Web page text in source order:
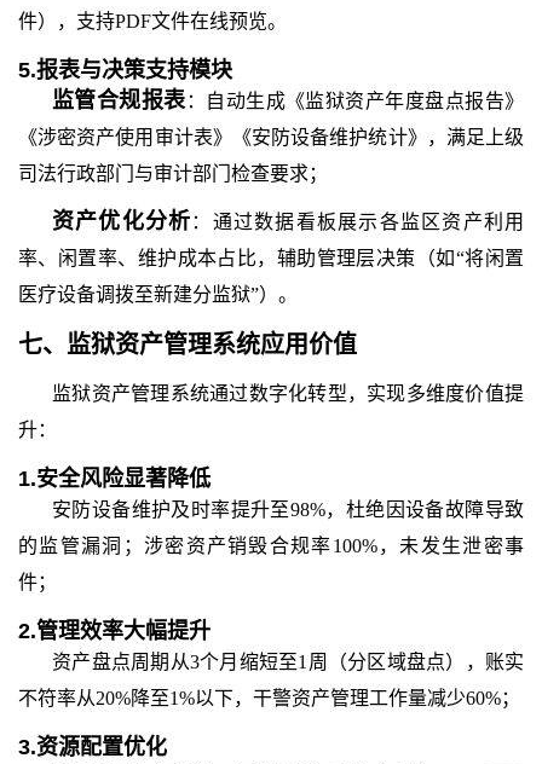
件），支持PDF文件在线预览。
5.报表与决策支持模块
监管合规报表：自动生成《监狱资产年度盘点报告》
《涉密资产使用审计表》《安防设备维护统计》，满足上级
司法行政部门与审计部门检查要求；
资产优化分析 ：通过数据看板展示各监区资产利用
率、闲置率、维护成本占比，辅助管理层决策（如“将闲置
医疗设备调拨至新建分监狱”）。
七、 监狱资产管理系统应用价值
监狱资产管理系统通过数字化转型，实现多维度价值提
升：
1.安全风险显著降低
安防设备维护及时率提升至98%，杜绝因设备故障导致
的监管漏洞；涉密资产销毁合规率100%，未发生泄密事
件；
2.管理效率大幅提升
资产盘点周期从3个月缩短至1周（分区域盘点），账实
不符率从20%降至1%以下，干警资产管理工作量减少60%；
3.资源配置优化